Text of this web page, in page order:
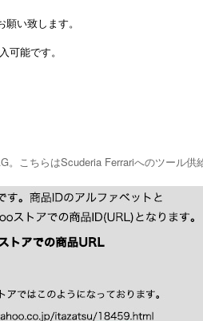
願い致します。
可能です。
こちらはScuderia Ferrariへのツール供